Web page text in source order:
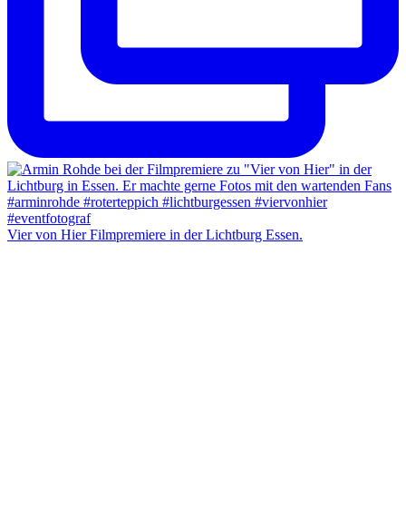
Vier von Hier Filmpremiere in der Lichtburg Essen.